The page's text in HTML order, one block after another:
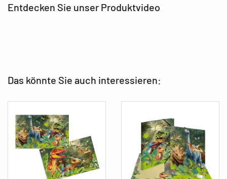
Entdecken Sie unser Produktvideo
Das könnte Sie auch interessieren: